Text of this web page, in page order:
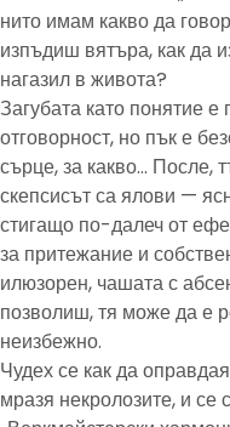
нито имам какво да
изпъдиш вятъра, как да
нагазил в живота?
Загубата като понятие
отговорност, но пък е
сърце, за какво… После,
скепсисът са ялови —
стигащо по-далеч от
за притежание и
илюзорен, чашата с
позволиш, тя може да е
неизбежно.
Чудех се как да
мразя некролозите, и се